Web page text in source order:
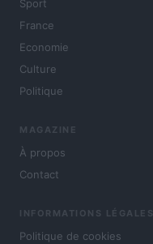
Sport
France
Economie
Culture
Politique
MAGAZINE
À propos
Contact
INFORMATIONS LÉGALES
Politique de cookies